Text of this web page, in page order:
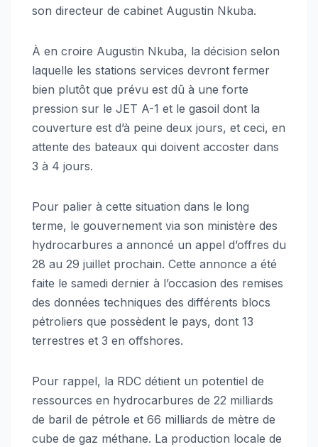
son directeur de cabinet Augustin Nkuba.
À en croire Augustin Nkuba, la décision selon
laquelle les stations services devront fermer
bien plutôt que prévu est dû à une forte
pression sur le JET A-1 et le gasoil dont la
couverture est d’à peine deux jours, et ceci, en
attente des bateaux qui doivent accoster dans
3 à 4 jours.
Pour palier à cette situation dans le long
terme, le gouvernement via son ministère des
hydrocarbures a annoncé un appel d’offres du
28 au 29 juillet prochain. Cette annonce a été
faite le samedi dernier à l’occasion des remises
des données techniques des différents blocs
pétroliers que possèdent le pays, dont 13
terrestres et 3 en offshores.
Pour rappel, la RDC détient un potentiel de
ressources en hydrocarbures de 22 milliards
de baril de pétrole et 66 milliards de mètre de
cube de gaz méthane. La production locale de